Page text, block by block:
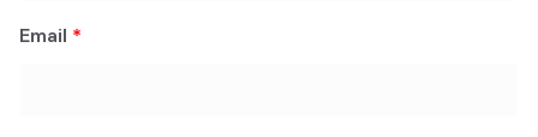
Email *